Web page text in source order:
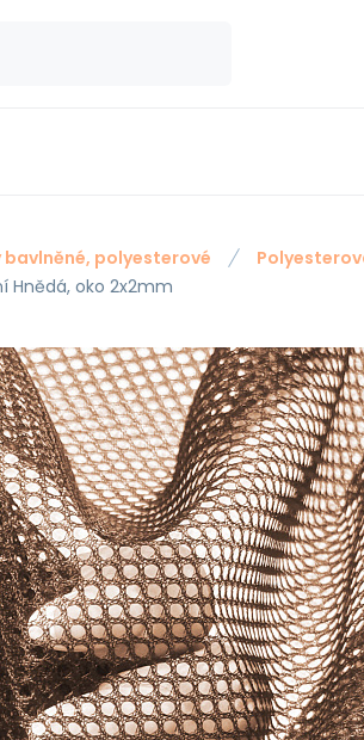
bavlněné, polyesterové
Hnědá, oko 2x2mm